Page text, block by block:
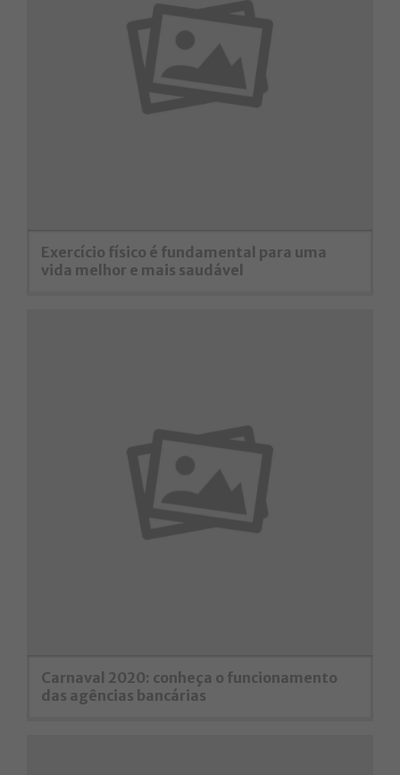
Exercício físico é fundamental para uma
vida melhor e mais saudável
Carnaval 2020: conheça o funcionamento
das agências bancárias